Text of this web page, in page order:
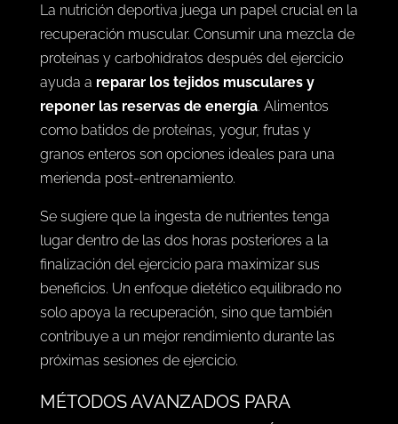
La nutrición deportiva juega un papel crucial en la
recuperación muscular. Consumir una mezcla de
proteínas y carbohidratos después del ejercicio
ayuda a reparar los tejidos musculares y
reponer las reservas de energía. Alimentos
como batidos de proteínas, yogur, frutas y
granos enteros son opciones ideales para una
merienda post-entrenamiento.
Se sugiere que la ingesta de nutrientes tenga
lugar dentro de las dos horas posteriores a la
finalización del ejercicio para maximizar sus
beneficios. Un enfoque dietético equilibrado no
solo apoya la recuperación, sino que también
contribuye a un mejor rendimiento durante las
próximas sesiones de ejercicio.
MÉTODOS AVANZADOS PARA